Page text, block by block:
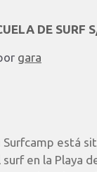
DE SURF
gara
está
en la Playa